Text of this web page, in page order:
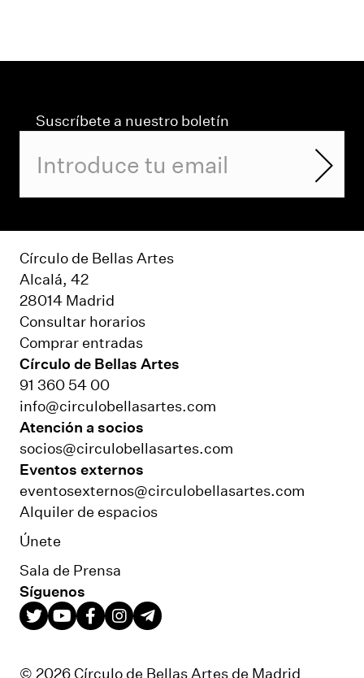
Suscríbete a nuestro boletín
Círculo de Bellas Artes
Alcalá, 42
28014 Madrid
Consultar horarios
Comprar entradas
Círculo de Bellas Artes
91 360 54 00
info@circulobellasartes.com
Atención a socios
socios@circulobellasartes.com
Eventos externos
eventosexternos@circulobellasartes.com
Alquiler de espacios
Únete
Sala de Prensa
Síguenos
© 2026 Círculo de Bellas Artes de Madrid